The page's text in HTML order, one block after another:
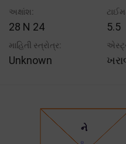
અક્ષાંશ:
28 N 24 5.5
માહિતી સ્ત્રોત્ર:
Unknown